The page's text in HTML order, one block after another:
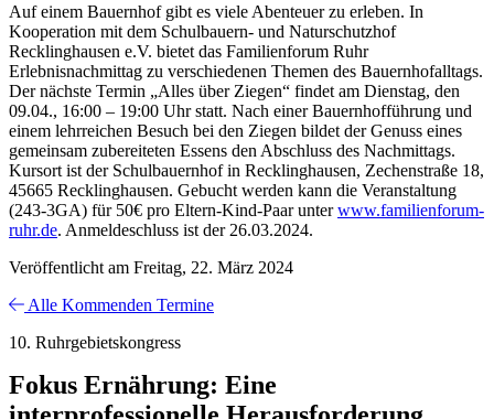
Auf einem Bauernhof gibt es viele Abenteuer zu erleben. In
Kooperation mit dem Schulbauern- und Naturschutzhof
Recklinghausen e.V. bietet das Familienforum Ruhr
Erlebnisnachmittag zu verschiedenen Themen des Bauernhofalltags.
Der nächste Termin „Alles über Ziegen“ findet am Dienstag, den
09.04., 16:00 – 19:00 Uhr statt. Nach einer Bauernhofführung und
einem lehrreichen Besuch bei den Ziegen bildet der Genuss eines
gemeinsam zubereiteten Essens den Abschluss des Nachmittags.
Kursort ist der Schulbauernhof in Recklinghausen, Zechenstraße 18,
45665 Recklinghausen. Gebucht werden kann die Veranstaltung
(243-3GA) für 50€ pro Eltern-Kind-Paar unterwww.familienforum-
ruhr.de. Anmeldeschluss ist der 26.03.2024.
Veröffentlicht am Freitag, 22. März 2024
Alle Kommenden Termine
10. Ruhrgebietskongress
Fokus Ernährung: Eine